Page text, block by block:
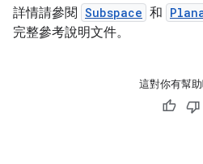
詳情請參閱 Subspace 和
完整參考說明文件。
這對你有幫助